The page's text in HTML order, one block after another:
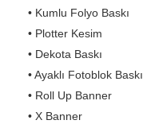
• Kumlu Folyo Baskı
• Plotter Kesim
• Dekota Baskı
• Ayaklı Fotoblok Baskı
• Roll Up Banner
• X Banner